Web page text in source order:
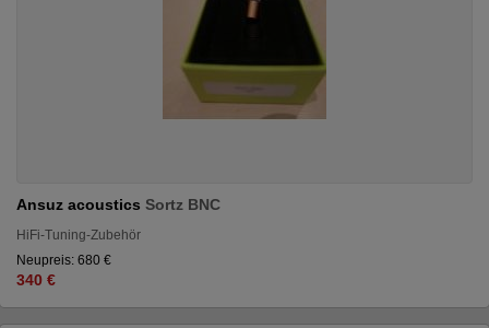
Ansuz acoustics Sortz BNC
HiFi-Tuning-Zubehör
Neupreis: 680 €
340 €